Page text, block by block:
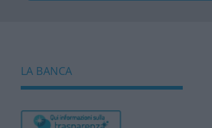
LA BANCA